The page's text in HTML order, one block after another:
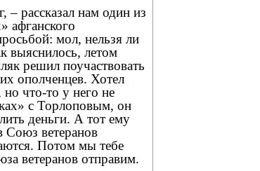
рассказал нам один из
афганского
мол, нельзя ли
выяснилось, летом
решил поучаствовать
ополченцев. Хотел
но что-то у него не
с Торлоповым, он
деньги. А тот ему
Союз ветеранов
Потом мы тебе
ветеранов отправим.